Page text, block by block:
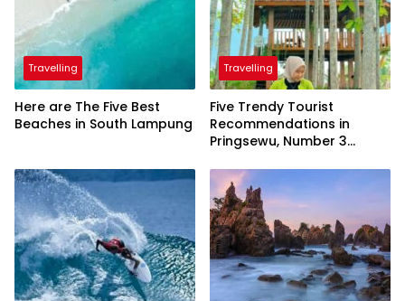
Travelling
Here are The Five Best
Beaches in South Lampung
Travelling
Five Trendy Tourist
Recommendations in
Pringsewu, Number 3
President